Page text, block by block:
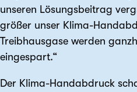
unseren Lösungsbeitrag
größer unser Klima-
Treibhausgase werden
eingespart.“
Der Klima-Handabdruck